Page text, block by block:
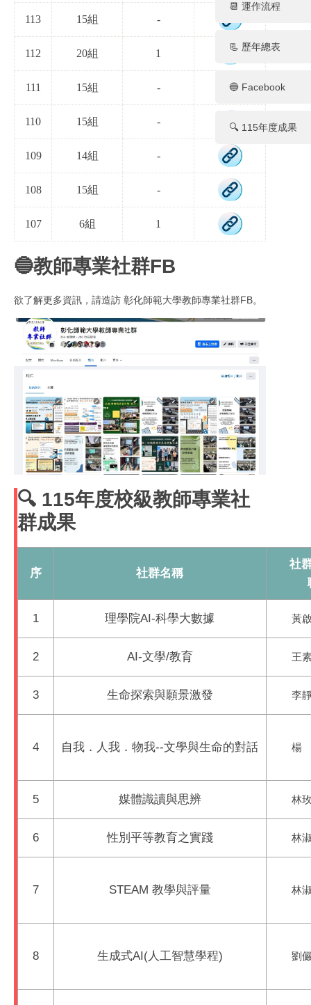
📆 運作流程
📃 歷年總表
🔵 Facebook
🔍 115年度成果
113 15組 -
112 20組 1
111 15組 -
110 15組 -
109 14組 -
108 15組 -
107 6組 1
🔵教師專業社群FB
欲了解更多資訊，請造訪 彰化師範大學教師專業社群FB。
🔍 115年度校級教師專業社
群成果
序 社群名稱
社
1 理學院AI-科學大數據 黃
2 AI-文學/教育 王
3 生命探索與願景激發 李
4 自我．人我．物我--文學與生命的對話 楊
5 媒體識讀與思辨 林
6 性別平等教育之實踐 林
7 STEAM 教學與評量 林
8 生成式AI(人工智慧學程) 劉